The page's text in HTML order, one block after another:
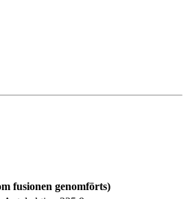
fusionen genomförts)